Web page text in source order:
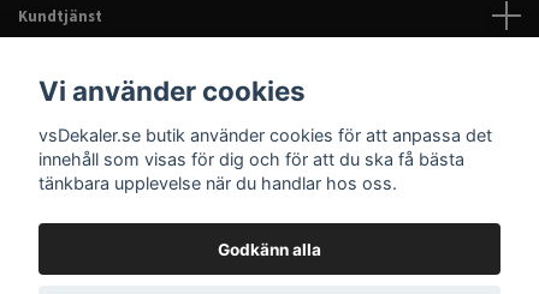
Kundtjänst
Läs mer
Sociala medier
Vi använder cookies
vsDekaler.se butik använder cookies för att anpassa det
innehåll som visas för dig och för att du ska få bästa
tänkbara upplevelse när du handlar hos oss.
Godkänn alla